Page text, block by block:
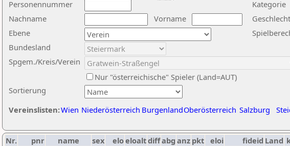
Nachname
Vorname
Ebene
Kategorie
Sortierung
Personennummer
Bundesland
Spgem./Kreis/Verein
Geschlecht
Nur "österreichische" Spieler (Land=AUT)
Vereinslisten:Wien Niederösterreich BurgenlandOberösterreich Salzburg
Nr. pnr name sex eloeloaltdiffabg anz pkt eloi fideid Land